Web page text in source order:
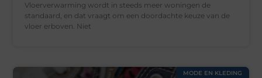
Vloerverwarming wordt in steeds meer woningen de
standaard, en dat vraagt om een doordachte keuze van de
vloer erboven. Niet
MODE EN KLEDING